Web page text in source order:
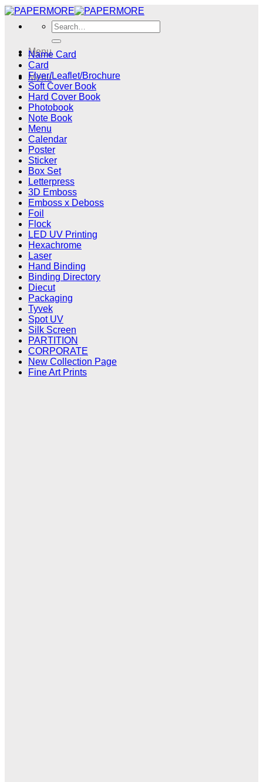
Skip
content
Search
for:
Menu
Menu
Name Card
Card
Flyer/Leaflet/Brochure
Soft Cover Book
Hard Cover Book
Photobook
Note Book
Menu
Calendar
Poster
Sticker
Box Set
Letterpress
3D Emboss
Emboss x Deboss
Foil
Flock
LED UV Printing
Hexachrome
Laser
Hand Binding
Binding Directory
Diecut
Packaging
Tyvek
Spot UV
Silk Screen
PARTITION
CORPORATE
New Collection Page
Fine Art Prints